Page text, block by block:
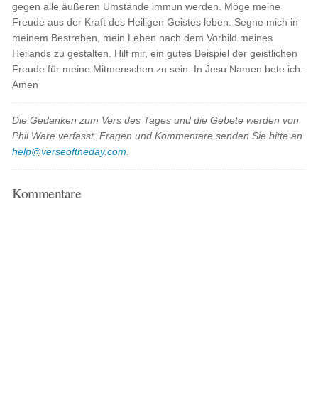
gegen alle äußeren Umstände immun werden. Möge meine
Freude aus der Kraft des Heiligen Geistes leben. Segne mich in
meinem Bestreben, mein Leben nach dem Vorbild meines
Heilands zu gestalten. Hilf mir, ein gutes Beispiel der geistlichen
Freude für meine Mitmenschen zu sein. In Jesu Namen bete ich.
Amen
Die Gedanken zum Vers des Tages und die Gebete werden von
Phil Ware verfasst. Fragen und Kommentare senden Sie bitte an
help@verseoftheday.com
Kommentare